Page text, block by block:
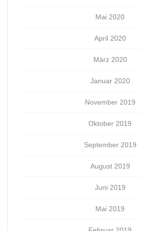
Mai 2020
April 2020
März 2020
Januar 2020
November 2019
Oktober 2019
September 2019
August 2019
Juni 2019
Mai 2019